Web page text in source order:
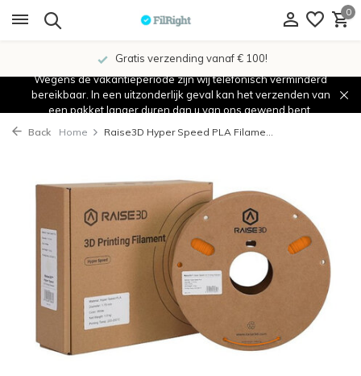
0
Gratis verzending vanaf € 100!
Wegens de vakantieperiode zijn wij telefonisch verminderd
bereikbaar. In een uitzonderlijk geval kan het verzenden van
een pakket langer duren dan u van ons gewend bent.
Back Home Raise3D Hyper Speed PLA Filame...